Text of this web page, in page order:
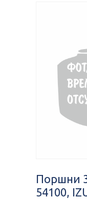
Поршни
54100,